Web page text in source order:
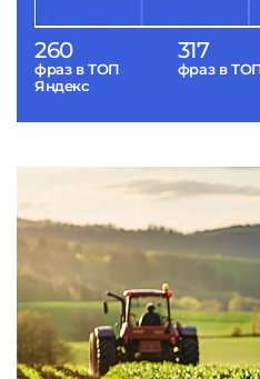
260
фраз в ТОП
Яндекс
317
фраз в